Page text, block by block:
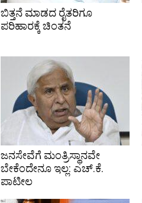
ಬಿತ್ತನೆ ಮಾಡದ ರೈತರಿಗೂ
ಪರಿಹಾರಕ್ಕೆ ಚಿಂತನೆ
ಜನಸೇವೆಗೆ ಮಂತ್ರಿಸ್ಥಾನವೇ
ಬೇಕೆಂದೇನೂ ಇಲ್ಲ: ಎಚ್‌.ಕೆ.
ಪಾಟೀಲ